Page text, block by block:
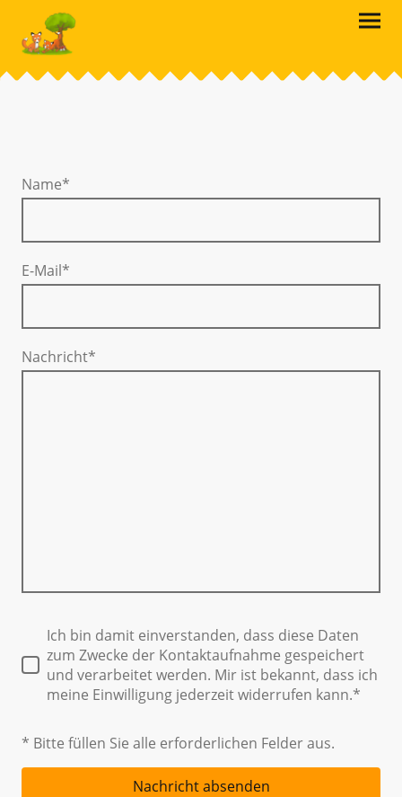
Name*
E-Mail*
Nachricht*
Ich bin damit einverstanden, dass diese Daten
zum Zwecke der Kontaktaufnahme gespeichert
und verarbeitet werden. Mir ist bekannt, dass ich
meine Einwilligung jederzeit widerrufen kann.*
* Bitte füllen Sie alle erforderlichen Felder aus.
Nachricht absenden